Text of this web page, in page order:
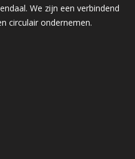
We zijn een verbindend
circulair ondernemen.